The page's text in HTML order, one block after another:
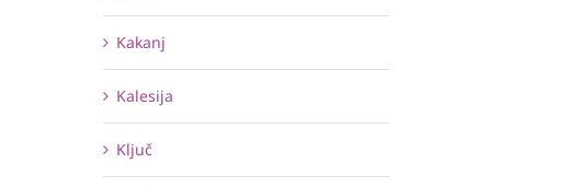
Kakanj
Kalesija
Ključ